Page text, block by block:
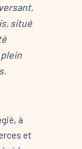
situé
à
et